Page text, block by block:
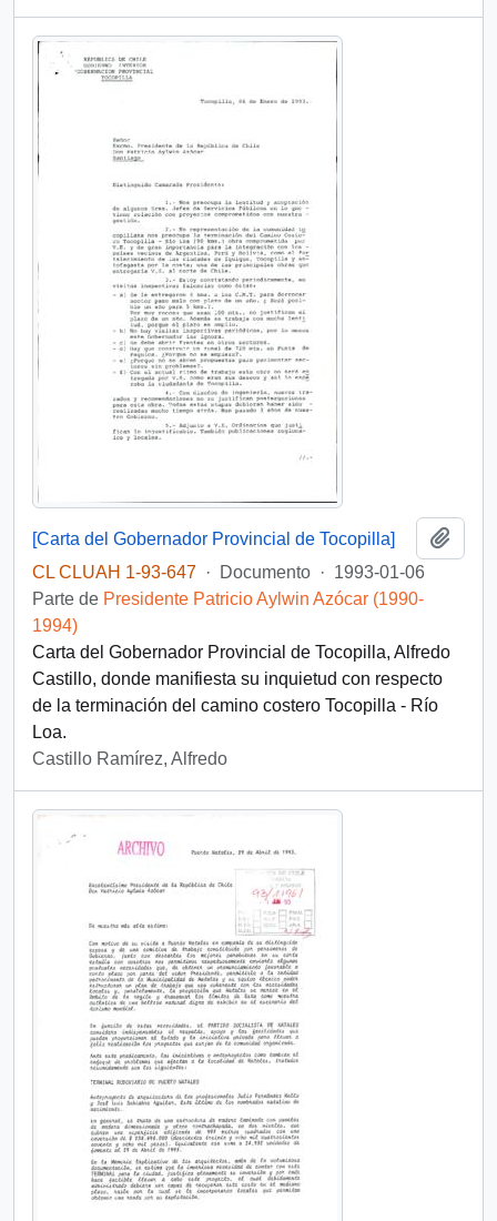
[Carta del Gobernador Provincial de Tocopilla]
CL CLUAH 1-93-647 · Documento · 1993-01-06
Parte de Presidente Patricio Aylwin Azócar (1990-
1994)
Carta del Gobernador Provincial de Tocopilla, Alfredo
Castillo, donde manifiesta su inquietud con respecto
de la terminación del camino costero Tocopilla - Río
Loa.
Castillo Ramírez, Alfredo